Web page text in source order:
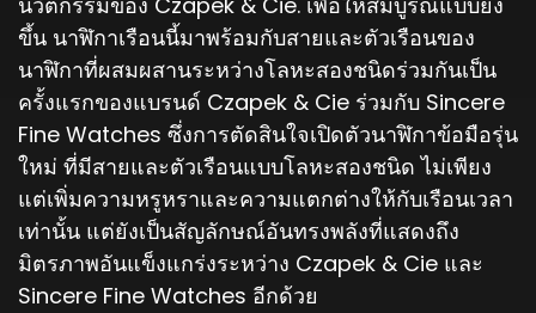
ขึ้น นาฬิกาเรือนนี้มาพร้อมกับสายและตัวเรือนของ
นาฬิกาที่ผสมผสานระหว่างโลหะสองชนิดร่วมกันเป็น
ครั้งแรกของแบรนด์ Czapek & Cie ร่วมกับ Sincere
Fine Watches ซึ่งการตัดสินใจเปิดตัวนาฬิกาข้อมือรุ่น
ใหม่ ที่มีสายและตัวเรือนแบบโลหะสองชนิด ไม่เพียง
แต่เพิ่มความหรูหราและความแตกต่างให้กับเรือนเวลา
เท่านั้น แต่ยังเป็นสัญลักษณ์อันทรงพลังที่แสดงถึง
มิตรภาพอันแข็งแกร่งระหว่าง Czapek & Cie และ
Sincere Fine Watches อีกด้วย